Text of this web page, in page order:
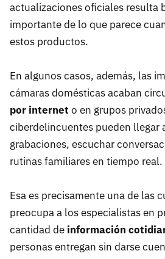
actualizaciones oficiales resulta
importante de lo que parece
estos productos.
En algunos casos, además, las
cámaras domésticas acaban
por internet o en grupos
ciberdelincuentes pueden llegar
grabaciones, escuchar
rutinas familiares en tiempo real.
Esa es precisamente una de las
preocupa a los especialistas en
cantidad de información
personas entregan sin darse